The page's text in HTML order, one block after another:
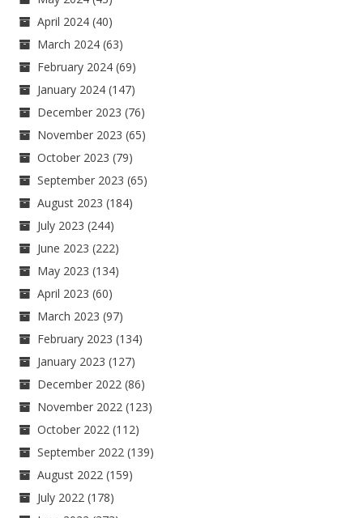
April 2024 (40)
March 2024 (63)
February 2024 (69)
January 2024 (147)
December 2023 (76)
November 2023 (65)
October 2023 (79)
September 2023 (65)
August 2023 (184)
July 2023 (244)
June 2023 (222)
May 2023 (134)
April 2023 (60)
March 2023 (97)
February 2023 (134)
January 2023 (127)
December 2022 (86)
November 2022 (123)
October 2022 (112)
September 2022 (139)
August 2022 (159)
July 2022 (178)